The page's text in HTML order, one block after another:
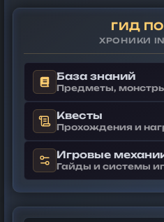
ГИД ПО
ХРОНИКИ
База знаний
Предметы,
Квесты
Прохождения и
Игровые
Гайды и системы